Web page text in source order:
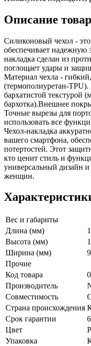
Описание
Силиконовый чехол -
обеспечивает надежную
накладка сделан из
поглощает удары и
Материал чехла -
(термополиуретан-
бархатистой текстурой
бархотка).Внешнее
Точные вырезы для
использовать все
Чехол-накладка
вашего смартфона,
потертостей. Этот
кто ценит стиль и
универсальный дизайн
женщин.
Вес и габариты
Длина (мм)
Высота (мм)
Ширина (мм)
Прочие
Код товара
Производитель
Совместимость
Страна происхождения
Срок гарантии
Цвет
Упаковка